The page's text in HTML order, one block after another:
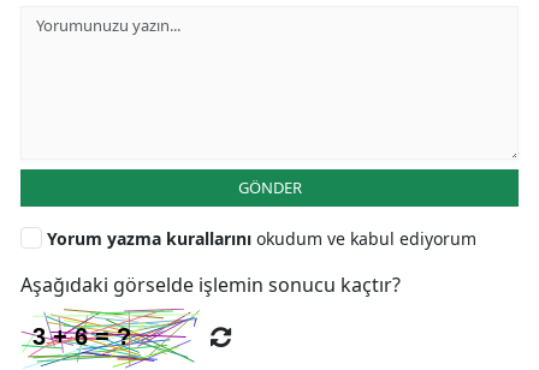
GÖNDER
Yorum yazma kurallarını okudum ve kabul ediyorum
Aşağıdaki görselde işlemin sonucu kaçtır?